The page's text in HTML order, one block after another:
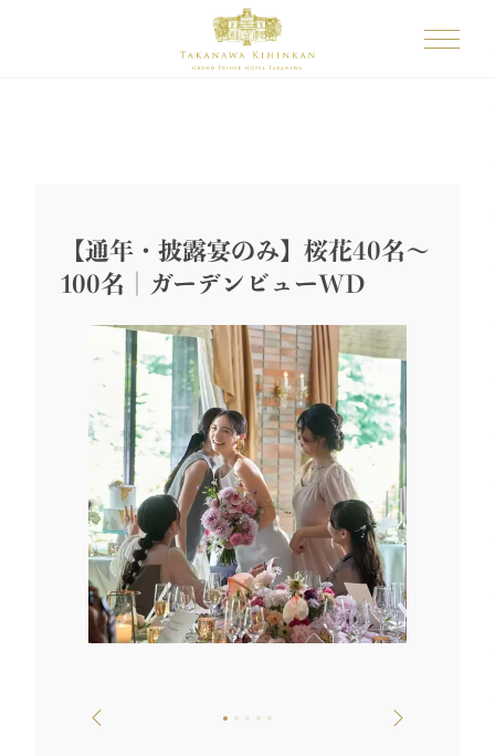
【通年・披露宴のみ】桜花40名～
100名｜ガーデンビューWD